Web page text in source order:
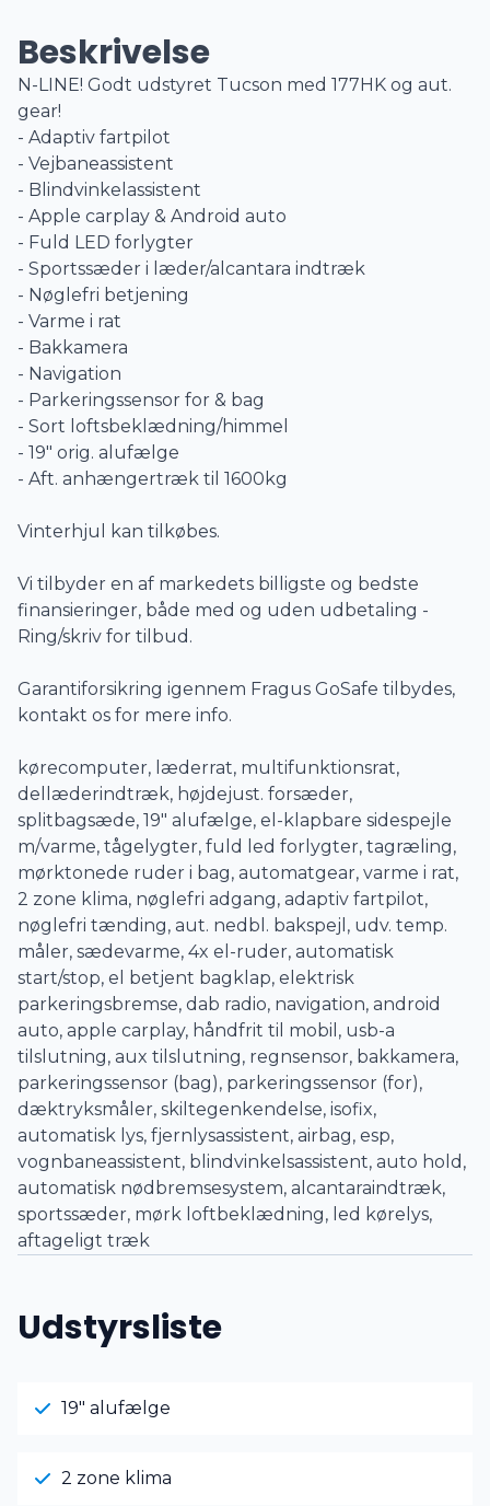
Beskrivelse
N-LINE! Godt udstyret Tucson med 177HK og aut.
gear!
- Adaptiv fartpilot
- Vejbaneassistent
- Blindvinkelassistent
- Apple carplay & Android auto
- Fuld LED forlygter
- Sportssæder i læder/alcantara indtræk
- Nøglefri betjening
- Varme i rat
- Bakkamera
- Navigation
- Parkeringssensor for & bag
- Sort loftsbeklædning/himmel
- 19" orig. alufælge
- Aft. anhængertræk til 1600kg
Vinterhjul kan tilkøbes.
Vi tilbyder en af markedets billigste og bedste
finansieringer, både med og uden udbetaling -
Ring/skriv for tilbud.
Garantiforsikring igennem Fragus GoSafe tilbydes,
kontakt os for mere info.
kørecomputer, læderrat, multifunktionsrat,
dellæderindtræk, højdejust. forsæder,
splitbagsæde, 19" alufælge, el-klapbare sidespejle
m/varme, tågelygter, fuld led forlygter, tagræling,
mørktonede ruder i bag, automatgear, varme i rat,
2 zone klima, nøglefri adgang, adaptiv fartpilot,
nøglefri tænding, aut. nedbl. bakspejl, udv. temp.
måler, sædevarme, 4x el-ruder, automatisk
start/stop, el betjent bagklap, elektrisk
parkeringsbremse, dab radio, navigation, android
auto, apple carplay, håndfrit til mobil, usb-a
tilslutning, aux tilslutning, regnsensor, bakkamera,
parkeringssensor (bag), parkeringssensor (for),
dæktryksmåler, skiltegenkendelse, isofix,
automatisk lys, fjernlysassistent, airbag, esp,
vognbaneassistent, blindvinkelsassistent, auto hold,
automatisk nødbremsesystem, alcantaraindtræk,
sportssæder, mørk loftbeklædning, led kørelys,
aftageligt træk
Udstyrsliste
19" alufælge
2 zone klima